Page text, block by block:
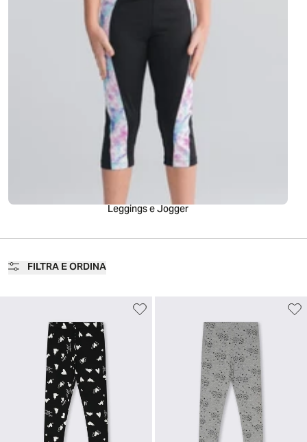
Leggings e Jogger
FILTRA E ORDINA